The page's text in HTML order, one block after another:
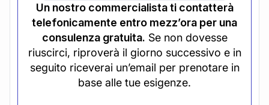
Un nostro commercialista ti contatterà
telefonicamente entro mezz’ora per una
consulenza gratuita. Se non dovesse
riuscirci, riproverà il giorno successivo e in
seguito riceverai un’email per prenotare in
base alle tue esigenze.